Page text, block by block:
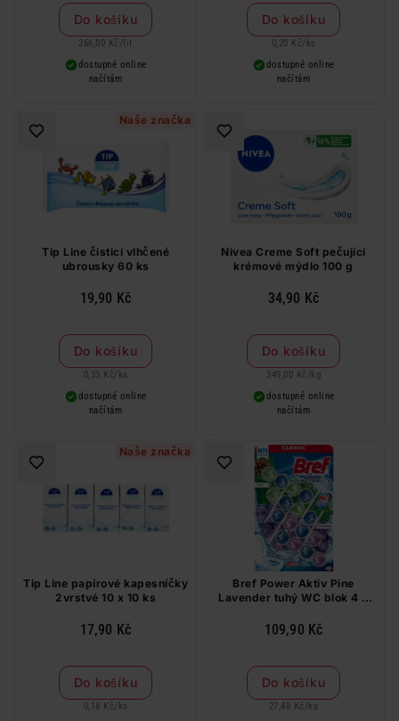
Do košíku
266,00 Kč / lit
dostupné online
načítám
Do košíku
0,20 Kč/ ks
dostupné online
načítám
Naše značka
Tip Line čisticí vlhčené
ubrousky 60 ks
19,90 Kč
Do košíku
0,33 Kč/ ks
dostupné online
načítám
Nivea Creme Soft pečující
krémové mýdlo 100 g
34,90 Kč
Do košíku
349,00 Kč / kg
dostupné online
načítám
Naše značka
Tip Line papírové kapesníčky
2vrstvé 10 x 10 ks
17,90 Kč
Do košíku
0,18 Kč/ ks
Bref Power Aktiv Pine
Lavender tuhý WC blok 4 x
109,90 Kč
Do košíku
27,48 Kč / ks